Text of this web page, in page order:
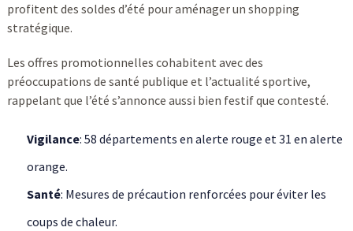
profitent des soldes d’été pour aménager un shopping
stratégique.
Les offres promotionnelles cohabitent avec des
préoccupations de santé publique et l’actualité sportive,
rappelant que l’été s’annonce aussi bien festif que contesté.
Vigilance: 58 départements en alerte rouge et 31 en alerte
orange.
Santé: Mesures de précaution renforcées pour éviter les
coups de chaleur.